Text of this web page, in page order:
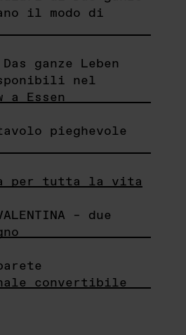
il modo di
ganze Leben
nel
a Essen
pieghevole
per tutta la vita
– due
convertibile